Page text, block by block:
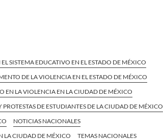
EL SISTEMA EDUCATIVO EN EL ESTADO DE MÉXICO
DE LA VIOLENCIA EN EL ESTADO DE MÉXICO
EN LA VIOLENCIA EN LA CIUDAD DE MÉXICO
DE ESTUDIANTES DE LA CIUDAD DE MÉXICO
NOTICIAS NACIONALES
LA CIUDAD DE MÉXICO
TEMAS NACIONALES